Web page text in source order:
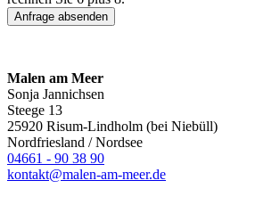
Anfrage absenden
Malen am Meer
Sonja Jannichsen
Steege 13
25920 Risum-Lindholm (bei Niebüll)
Nordfriesland / Nordsee
04661 - 90 38 90
kontakt@malen-am-meer.de